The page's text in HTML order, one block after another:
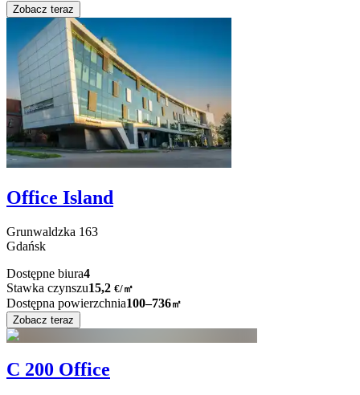
Zobacz teraz
Office Island
Grunwaldzka 163
Gdańsk
Dostępne biura4
Stawka czynszu15,2 €/㎡
Dostępna powierzchnia100–736㎡
Zobacz teraz
C 200 Office